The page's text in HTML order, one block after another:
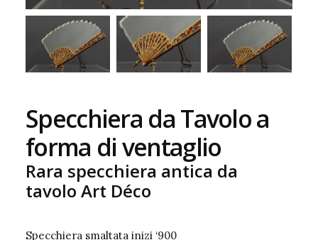
Specchiera da Tavolo a
forma di ventaglio
Rara specchiera antica da
tavolo Art Déco
Specchiera smaltata inizi ‘900